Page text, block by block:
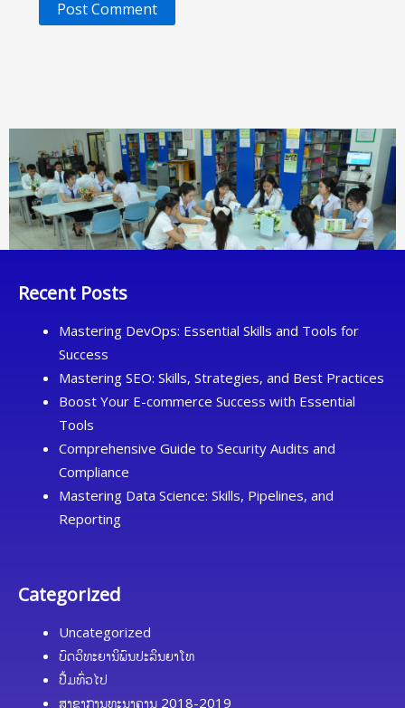
Recent Posts
Mastering DevOps: Essential Skills and Tools for
Success
Mastering SEO: Skills, Strategies, and Best Practices
Boost Your E-commerce Success with Essential
Tools
Comprehensive Guide to Security Audits and
Compliance
Mastering Data Science: Skills, Pipelines, and
Reporting
Categorized
Uncategorized
ບົດວິທະຍານິພົນປະລິນຍາໂທ
ປື້ມທົ່ວໄປ
ສາຂາການທະນາຄານ 2018-2019